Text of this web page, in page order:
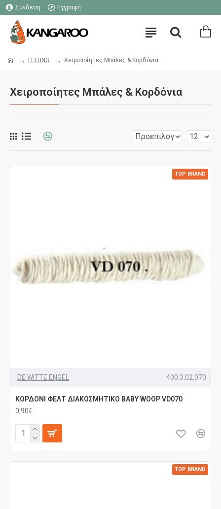
Σύνδεση Εγγραφή
FELTING Χειροποίητες Μπάλες & Κορδόνια
Χειροποίητες Μπάλες & Κορδόνια
TOP BRAND
DE WITTE ENGEL 400.3.02.070
ΚΟΡΔΟΝΙ ΦΕΛΤ ΔΙΑΚΟΣΜΗΤΙΚΟ BABY WOOP VD070
0,90€
TOP BRAND